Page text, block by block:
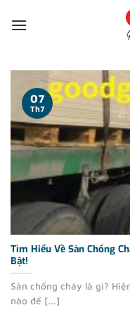
qua
Tìm Hiểu Về Sàn Chống
Bật!
Sàn chống cháy là gì?
nào để [...]
07
Th7